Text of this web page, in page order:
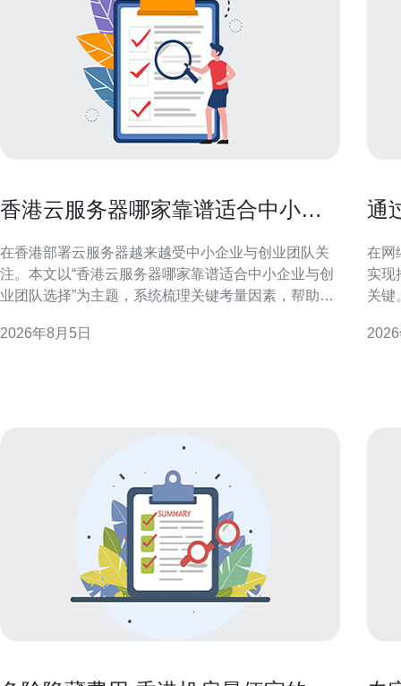
香港云服务器哪家靠谱适合中小企
在香港部署云服务器越来越受中小企业与创业团队关
注。本文以“香港云服务器哪家靠谱适合中小企业与创
业团队选择”为主题，系统梳理关键考量因素，帮助决
服务器 香港具备国际互联网枢纽地位、良好带宽互联
2026年8月5日
通
在网
实现
关键
标用